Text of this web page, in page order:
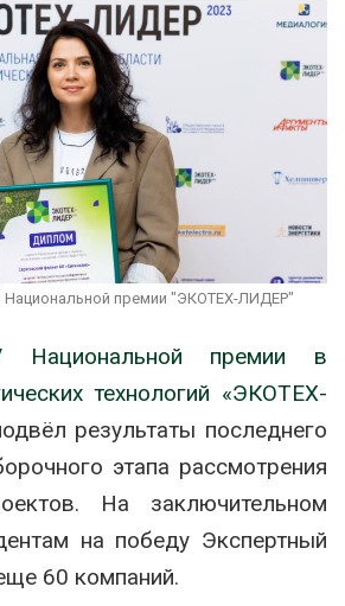
Национальной премии "ЭКОТЕХ-ЛИДЕР"
Национальной премии в
технологий «ЭКОТЕХ-
результаты последнего
этапа рассмотрения
На заключительном
на победу Экспертный
60 компаний.